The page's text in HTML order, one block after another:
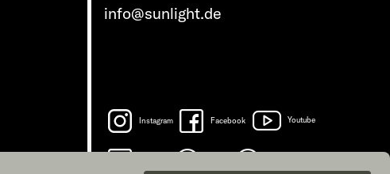
info@sunlight.de
Instagram Facebook Youtube